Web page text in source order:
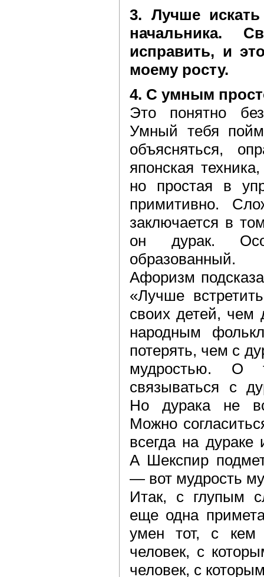
3. Лучше
начальника.
исправить, и
моему росту.
4. С умным
Это понятно
Умный тебя
объясняться,
японская
но простая в
примитивно.
заключается в
он дурак.
образованный.
Афоризм
«Лучше
своих детей, чем
народным
потерять, чем с
мудростью. О
связываться с
Но дурака не
Можно
всегда на дураке
А Шекспир
— вот мудрость
Итак, с глупым
еще одна
умен тот, с кем
человек, с
человек, с